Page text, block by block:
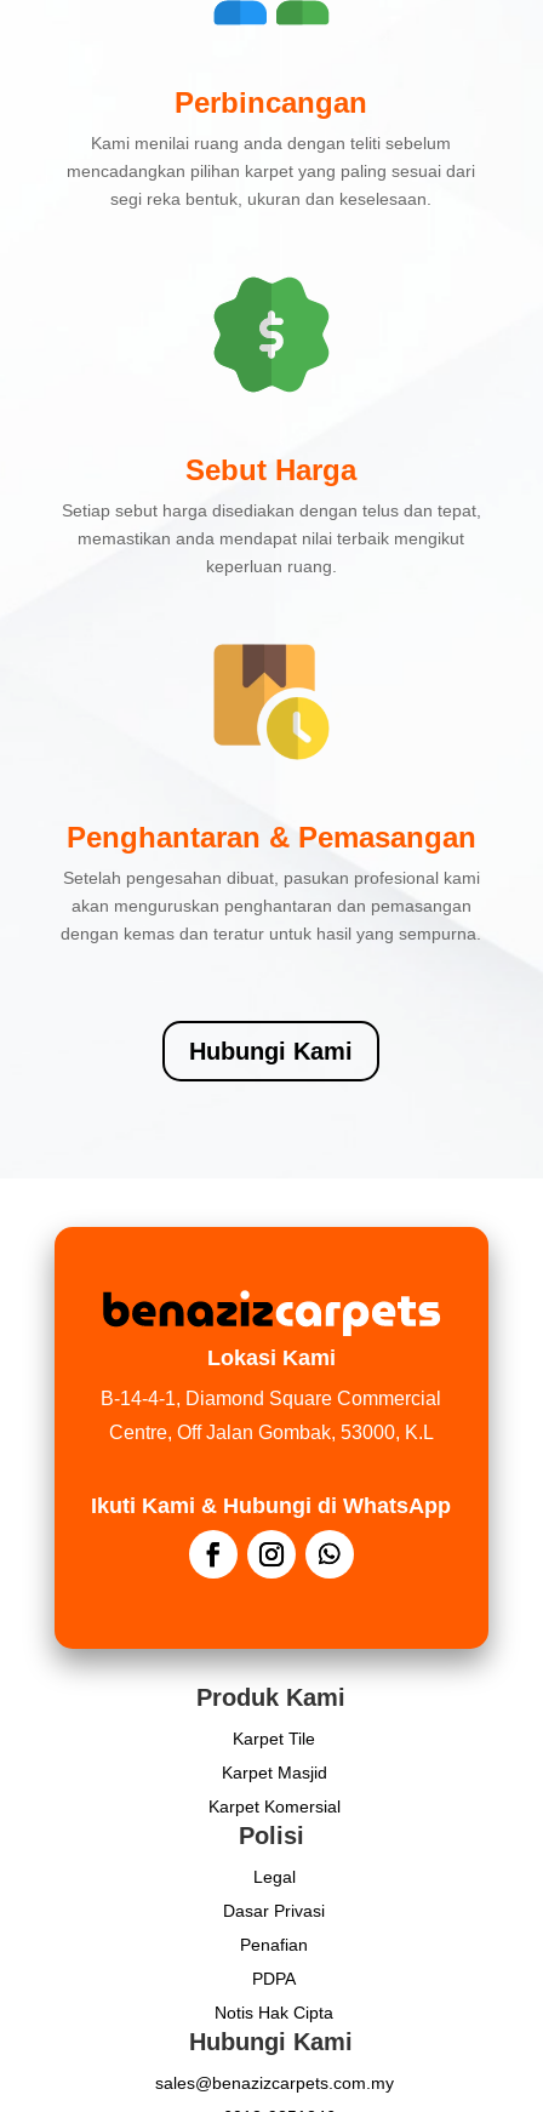
Perbincangan
Kami menilai ruang anda dengan teliti sebelum
mencadangkan pilihan karpet yang paling sesuai dari
segi reka bentuk, ukuran dan keselesaan.
Sebut Harga
Setiap sebut harga disediakan dengan telus dan tepat,
memastikan anda mendapat nilai terbaik mengikut
keperluan ruang.
Penghantaran & Pemasangan
Setelah pengesahan dibuat, pasukan profesional kami
akan menguruskan penghantaran dan pemasangan
dengan kemas dan teratur untuk hasil yang sempurna.
Hubungi Kami
Lokasi Kami
B-14-4-1, Diamond Square Commercial
Centre, Off Jalan Gombak, 53000, K.L
Ikuti Kami & Hubungi di WhatsApp
Produk Kami
Karpet Tile
Karpet Masjid
Karpet Komersial
Polisi
Legal
Dasar Privasi
Penafian
PDPA
Notis Hak Cipta
Hubungi Kami
sales@benazizcarpets.com.my